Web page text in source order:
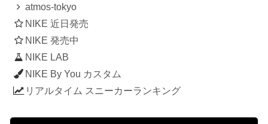
atmos-tokyo
NIKE 近日発売
NIKE 発売中
NIKE LAB
NIKE By You カスタム
リアルタイム スニーカーランキング